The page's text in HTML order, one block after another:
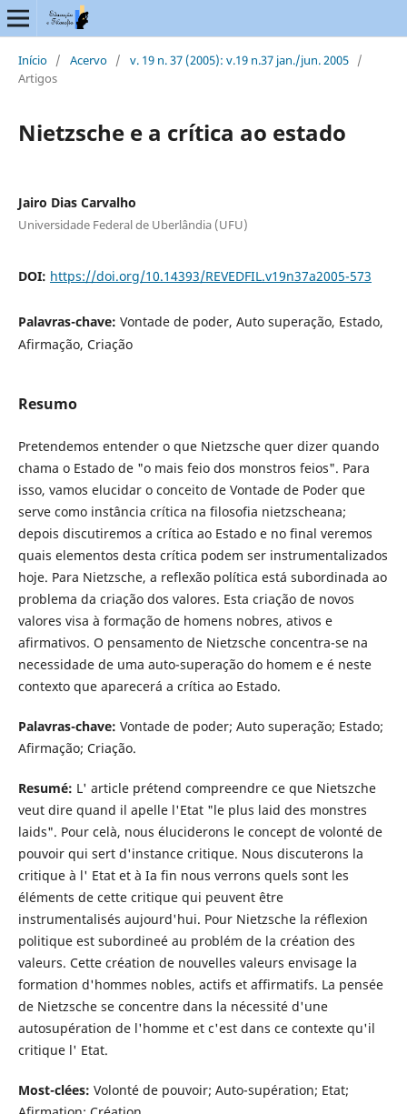
Início / Acervo / v. 19 n. 37 (2005): v.19 n.37 jan./jun. 2005 /
Artigos
Nietzsche e a crítica ao estado
Jairo Dias Carvalho
Universidade Federal de Uberlândia (UFU)
DOI: https://doi.org/10.14393/REVEDFIL.v19n37a2005-573
Palavras-chave: Vontade de poder, Auto superação, Estado,
Afirmação, Criação
Resumo
Pretendemos entender o que Nietzsche quer dizer quando
chama o Estado de "o mais feio dos monstros feios". Para
isso, vamos elucidar o conceito de Vontade de Poder que
serve como instância crítica na filosofia nietzscheana;
depois discutiremos a crítica ao Estado e no final veremos
quais elementos desta crítica podem ser instrumentalizados
hoje. Para Nietzsche, a reflexão política está subordinada ao
problema da criação dos valores. Esta criação de novos
valores visa à formação de homens nobres, ativos e
afirmativos. O pensamento de Nietzsche concentra-se na
necessidade de uma auto-superação do homem e é neste
contexto que aparecerá a crítica ao Estado.
Palavras-chave: Vontade de poder; Auto superação; Estado;
Afirmação; Criação.
Resumé: L' article prétend compreendre ce que Nietszche
veut dire quand il apelle l'Etat "le plus laid des monstres
laids". Pour celà, nous éluciderons le concept de volonté de
pouvoir qui sert d'instance critique. Nous discuterons la
critique à l' Etat et à Ia fin nous verrons quels sont les
éléments de cette critique qui peuvent être
instrumentalisés aujourd'hui. Pour Nietzsche la réflexion
politique est subordineé au problém de la création des
valeurs. Cette création de nouvelles valeurs envisage la
formation d'hommes nobles, actifs et affirmatifs. La pensée
de Nietzsche se concentre dans la nécessité d'une
autosupération de l'homme et c'est dans ce contexte qu'il
critique l' Etat.
Most-clées: Volonté de pouvoir; Auto-supération; Etat;